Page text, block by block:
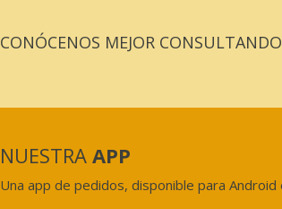
CONÓCENOS MEJOR
NUESTRAAPP
Una app de pedidos, disponible para Android